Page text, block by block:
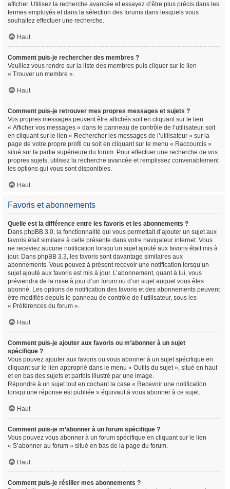
afficher. Utilisez la recherche avancée et essayez d’être plus précis dans les
termes employés et dans la sélection des forums dans lesquels vous
souhaitez effectuer une recherche.
Haut
Comment puis-je rechercher des membres ?
Veuillez vous rendre sur la liste des membres puis cliquer sur le lien
« Trouver un membre ».
Haut
Comment puis-je retrouver mes propres messages et sujets ?
Vos propres messages peuvent être affichés soit en cliquant sur le lien
« Afficher vos messages » dans le panneau de contrôle de l’utilisateur, soit
en cliquant sur le lien « Rechercher les messages de l’utilisateur » sur la
page de votre propre profil ou soit en cliquant sur le menu « Raccourcis »
situé sur la partie supérieure du forum. Pour effectuer une recherche de vos
propres sujets, utilisez la recherche avancée et remplissez convenablement
les options qui vous sont disponibles.
Haut
Favoris et abonnements
Quelle est la différence entre les favoris et les abonnements ?
Dans phpBB 3.0, la fonctionnalité qui vous permettait d’ajouter un sujet aux
favoris était similaire à celle présente dans votre navigateur internet. Vous
ne receviez aucune notification lorsqu’un sujet ajouté aux favoris était mis à
jour. Dans phpBB 3.3, les favoris sont davantage similaires aux
abonnements. Vous pouvez à présent recevoir une notification lorsqu’un
sujet ajouté aux favoris est mis à jour. L’abonnement, quant à lui, vous
préviendra de la mise à jour d’un forum ou d’un sujet auquel vous êtes
abonné. Les options de notification des favoris et des abonnements peuvent
être modifiés depuis le panneau de contrôle de l’utilisateur, sous les
« Préférences du forum ».
Haut
Comment puis-je ajouter aux favoris ou m’abonner à un sujet
spécifique ?
Vous pouvez ajouter aux favoris ou vous abonner à un sujet spécifique en
cliquant sur le lien approprié dans le menu « Outils du sujet », situé en haut
et en bas des sujets et parfois illustré par une image.
Répondre à un sujet tout en cochant la case « Recevoir une notification
lorsqu’une réponse est publiée » équivaut à vous abonner à ce sujet.
Haut
Comment puis-je m’abonner à un forum spécifique ?
Vous pouvez vous abonner à un forum spécifique en cliquant sur le lien
« S’abonner au forum » situé en bas de la page du forum.
Haut
Comment puis-je résilier mes abonnements ?